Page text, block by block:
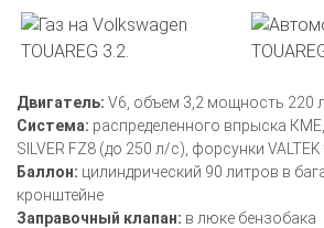
Двигатель: V6, объем 3,2 мощность 220
Система: распределенного впрыска
SILVER FZ8 (до 250 л/с), форсунки VALTEK
Баллон: цилиндрический 90 литров в
кронштейне
Заправочный клапан: в люке бензобака